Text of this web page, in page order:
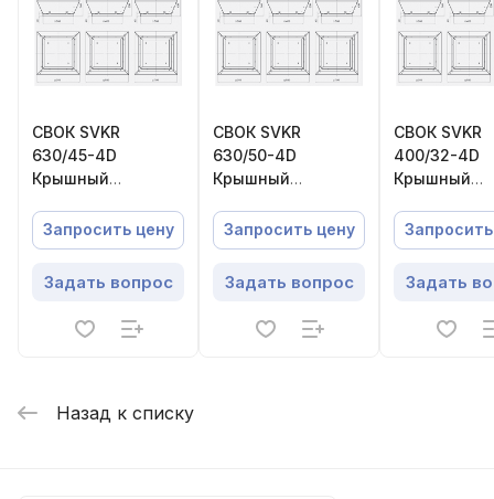
СВОК SVKR
630/45-4D
Крышный
Запросить цену
Задать вопрос
СВОК SVKR
630/50-4D
Крышный
Запросить цену
Задать вопрос
СВОК SVKR
400/32-4D
Крышный
Задать
Назад к списку